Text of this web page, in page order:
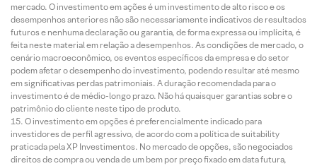
mercado. O investimento em ações é um investimento de alto risco e os
desempenhos anteriores não são necessariamente indicativos de resultados
futuros e nenhuma declaração ou garantia, de forma expressa ou implícita, é
feita neste material em relação a desempenhos. As condições de mercado, o
cenário macroeconômico, os eventos específicos da empresa e do setor
podem afetar o desempenho do investimento, podendo resultar até mesmo
em significativas perdas patrimoniais. A duração recomendada para o
investimento é de médio-longo prazo. Não há quaisquer garantias sobre o
patrimônio do cliente neste tipo de produto.
O investimento em opções é preferencialmente indicado para
investidores de perfil agressivo, de acordo com a política de suitability
praticada pela XP Investimentos. No mercado de opções, são negociados
direitos de compra ou venda de um bem por preço fixado em data futura,